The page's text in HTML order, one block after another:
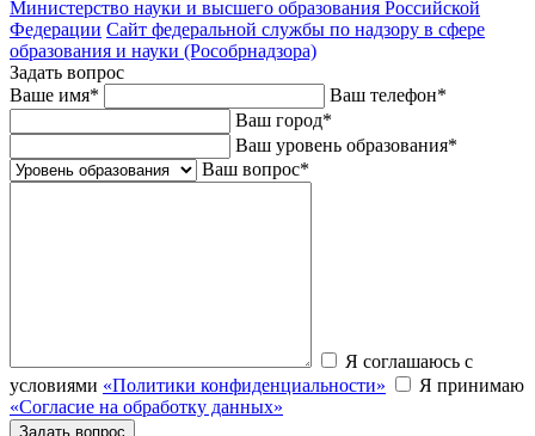
Министерство науки и высшего образования Российской
Федерации Сайт федеральной службы по надзору в сфере
образования и науки (Рособрнадзора)
Задать вопрос
Ваше имя* Ваш телефон*
Ваш город*
Ваш уровень образования*
Ваш вопрос*
Я соглашаюсь с
условиями «Политики конфиденциальности»
Я принимаю
«Согласие на обработку данных»